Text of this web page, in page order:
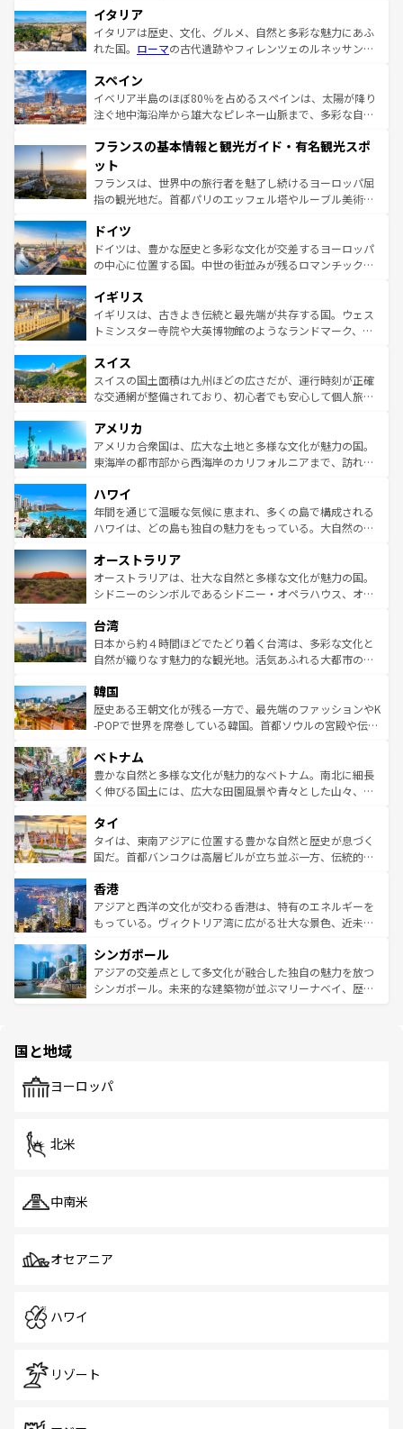
イタリア
イタリアは歴史、文化、グルメ、自然と多彩な魅力にあふ
れた国。 ローマの古代遺跡やフィレンツェのルネッサンス
ろん、トスカーナの美しい田園風景やアマルフィ海岸の絶
景など、自然景観も見逃せない。観光の合間には、本場の
ピザやパスタなど、絶品のイタリア料理を堪能することも
ませてくれるイタリアで、忘れられない旅をしてみよう！
なお、新着のイタリア情報は
しい。
スペイン
イベリア半島のほぼ80％を占めるスペインは、太陽が降り
注ぐ地中海沿岸から雄大なピレネー山脈まで、多彩な自然
文化が根付くこの国では、情熱的なフラメンコ、熱気あふ
れる闘牛、そして美味しいタパスが生活の一部となってい
る。首都マドリードの洗練された雰囲気や、バルセロナの
アートに溢れた街角から、地方では古代ローマ遺跡や中世
せる。地方によって風土や気候が異なるスペインはその個
性で訪れる人を魅了する。 なお、新着のスペイン情報は コ
ンテンツ一覧を参照してほしい。
フランスの基本情報と観光ガイド・有名観光スポ
ット
フランスは、世界中の旅行者を魅了し続けるヨーロッパ屈
指の観光地だ。首都パリのエッフェル塔やルーブル美術館
で、幅広い魅力が詰まっている。華麗な宮殿、歴史的な大
聖堂、美しいビーチ、そして豊かな自然が、訪れる者を心
から魅了する。また、フランスは美食の国としても知ら
いる。シャンパンの発祥地であるランス、プロヴァンスの
香り高いラベンダー畑など、多彩な楽しみ方が可能だ。さ
らに、パリ以外の地域にも魅力が溢れており、どの街角に
れる地方に足を運ぶとそれぞれで全く異なる文化を体験で
きるだろう。 なお、新着のフランス情報はコンテンツ一覧
を参照してほしい。
ドイツ
ドイツは、豊かな歴史と多彩な文化が交差するヨーロッパ
の中心に位置する国。中世の街並みが残るロマンチック街
顔を持つこの国は、どこを歩いても飽きることがない。ベ
ルリンの文化的活気、バイエルン州のアルプスの絶景、そ
してライン川沿いのワイン畑といった風景は必見。ビール
は、お酒好きな人にはぜひ体験してほしい。 なお、新着の
ドイツ情報はコンテンツ一覧を参照してほしい。
イギリス
イギリスは、古きよき伝統と最先端が共存する国。ウェス
トミンスター寺院や大英博物館のようなランドマーク、歴
リアごとに異なる魅力がある。また、優雅なアフタヌーン
ティー、ビール好きにはたまらない英国パブ、サッカー観
戦など、本場だからこそできる体験も豊富。イギリスを旅
ンツ一覧を参照してほしい。
スイス
スイスの国土面積は九州ほどの広さだが、運行時刻が正確
な交通網が整備されており、初心者でも安心して個人旅行
の建物がそのまま残る町や、スイスならではのユニークな
博物館もあり、アルプス観光だけでなく町歩きも満喫する
ことができる。国民の所得が高いため物価も高いが、旅行
ば市内交通費無料で観光を楽しむこともできる。 なお、新
着のスイス情報はコンテンツ一覧 を参照してほしい。
アメリカ
アメリカ合衆国は、広大な土地と多様な文化が魅力の国。
東海岸の都市部から西海岸のカリフォルニアまで、訪れる
のような巨大都市は、観光、ショッピング、エンターテイ
ンメントが詰まった刺激的なスポットだ。一方、アメリカ
西部には大自然が広がり、グランドキャニオンやイエロー
部のニューオーリンズでは、音楽と美食が融合した独特の
文化が魅力。旅行者はアメリカの各地域で異なる魅力を楽
しみながら、その多様性と豊かな歴史を感じることができ
ならではの贅沢な旅のスタイルだ。 なお、新着のアメリカ
情報はコンテンツ一覧を参照してほしい。
ハワイ
年間を通じて温暖な気候に恵まれ、多くの島で構成される
ハワイは、どの島も独自の魅力をもっている。大自然の神
ワイ島は見逃せない。また、定番の観光地といえばオアフ
島だが、静かな自然を求めるならマウイ島やカウアイ島が
おすすめ。エメラルドグリーンに輝く海をはじめ、豊かな
れるおもてなしの心で訪れる人々を迎えてくれるハワイの
人々、おいしいローカルフードやハワイアンミュージッ
ク、伝統的なフラダンスなど、すべてがハワイの魅力を彩
ワイを、存分に味わってほしい。 なお、新着のハワイ情報
はコンテンツ一覧を参照してほしい。
オーストラリア
オーストラリアは、壮大な自然と多様な文化が魅力の国。
シドニーのシンボルであるシドニー・オペラハウス、オー
リアリーフや大陸中央部にそびえるウルル（エアーズロッ
ク）、タスマニアの美しい原生林やケアンズの熱帯雨林な
ど、見どころがたくさん。また、カフェやワイン、オージ
いる。アクティビティも充実しており、サーフィンやダイ
ビング、ハイキングなど、アウトドア好きにはたまらな
い。オーストラリアの多彩な魅力を存分に味わいつくそ
参照してほしい。
台湾
日本から約４時間ほどでたどり着く台湾は、多彩な文化と
自然が織りなす魅力的な観光地。活気あふれる大都市の台
ン）、静ひつな山岳地帯である台湾東部など、都市の喧騒
と山間の静けさが共存しており、訪れる人に新しい発見と
驚きをもたらしてくれる。また、奥深い台湾の食文化も魅
容にもいいと評判のスイーツなど、バラエティ豊かな料理
が味わえる。 なお、新着の台湾情報は コンテンツ一覧を参
照してほしい。
韓国
歴史ある王朝文化が残る一方で、最先端のファッションやK
-POPで世界を席巻している韓国。首都ソウルの宮殿や伝統
き、地方に足を延ばせば四季折々の自然美を楽しむことが
できる。そして、キムチや焼肉、絶品のストリートフード
まで、さまざまな韓国料理が待っている。夜には、韓国な
リティに包まれながら、韓国の多彩な魅力を心ゆくまで味
わってみてほしい。 なお、新着の韓国情報はコンテンツ一
覧を参照してほしい。
ベトナム
豊かな自然と多様な文化が魅力的なベトナム。南北に細長
く伸びる国土には、広大な田園風景や青々とした山々、世
急速な発展と共に伝統が息づく。ハノイの古い町並みやホ
ーチミン市のフランス統治時代の建物も、独特の雰囲気を
醸し出している。また、バラエティの豊かさとおいしさで
とつ。フォーやバインミー、ベトナムコーヒーなどは、ぜ
ひ現地で味わいたい。どの地域を訪れてもあたたかい人々
が旅行者を迎えてくれるので、きっと忘れられない旅にな
参照してほしい。
タイ
タイは、東南アジアに位置する豊かな自然と歴史が息づく
国だ。首都バンコクは高層ビルが立ち並ぶ一方、伝統的な
の活気が交差している。北部ではチェンマイなどの山岳地
帯で自然と触れ合い、南部ではプーケットやクラビの美し
いビーチでリゾート気分を楽しむことができる。タイ料理
激する。気候は一年中温暖で、どの季節にも異なる楽しみ
が待っている。親しみやすいタイの人々、仏教を中心とし
た文化、そして多様な観光資源が、訪れる旅人を魅了し続
香港
アジアと西洋の文化が交わる香港は、特有のエネルギーを
もっている。ヴィクトリア湾に広がる壮大な景色、近未来
み、どこを訪れても感動するはず。観光スポットが密集し
ており、効率よく見どころを回れるのも魅力。息をのむよ
うな絶景から文化的な体験まで、香港を存分に楽しみ尽く
シンガポール
アジアの交差点として多文化が融合した独自の魅力を放つ
シンガポール。未来的な建築物が並ぶマリーナベイ、歴史
で、ホーカーズは地元の風情を楽しめる外せないスポット
国と地域
ヨーロッパ
北米
中南米
オセアニア
ハワイ
リゾート